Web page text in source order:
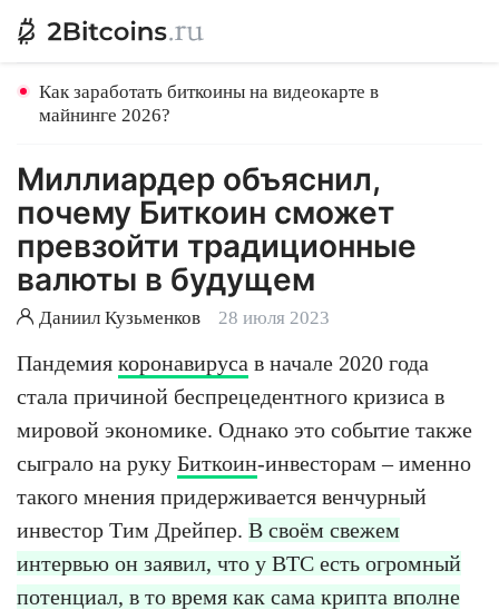
Как заработать биткоины на видеокарте в
майнинге 2026?
Миллиардер объяснил,
почему Биткоин сможет
превзойти традиционные
валюты в будущем
Даниил Кузьменков 28 июля 2023
Пандемия коронавируса в начале 2020 года
стала причиной беспрецедентного кризиса в
мировой экономике. Однако это событие также
сыграло на руку Биткоин-инвесторам – именно
такого мнения придерживается венчурный
инвестор Тим Дрейпер. В своём свежем
интервью он заявил, что у BTC есть огромный
потенциал, в то время как сама крипта вполне